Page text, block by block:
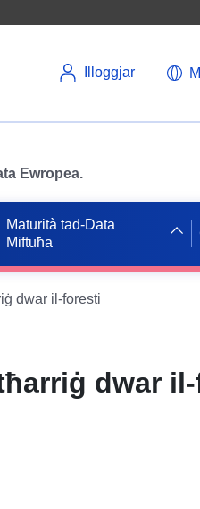
Illoggjar
Ewropea.
Maturità tad-Data
Miftuħa
dwar il-foresti
dwar